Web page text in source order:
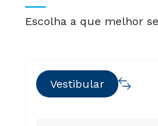
Escolha a que melhor
Vestibular